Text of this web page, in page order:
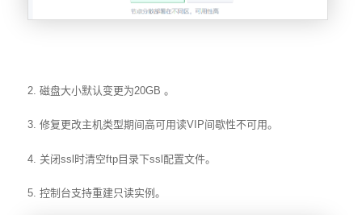
2. 磁盘大小默认变更为20GB 。
3. 修复更改主机类型期间高可用读VIP间歇性不可用。
4. 关闭ssl时清空ftp目录下ssl配置文件。
5. 控制台支持重建只读实例。